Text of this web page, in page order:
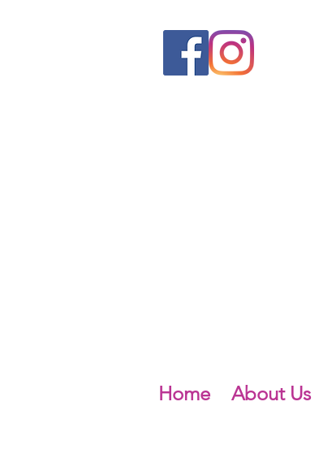
Home About Us